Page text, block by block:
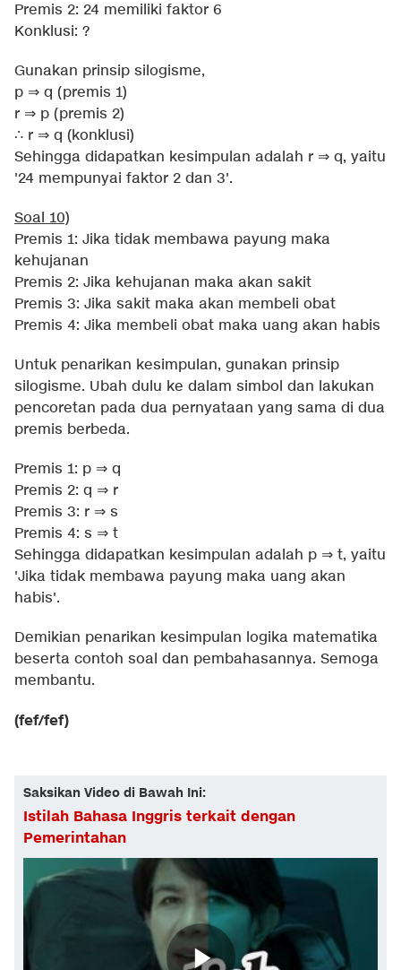
Premis 2: 24 memiliki faktor 6
Konklusi: ?
Gunakan prinsip silogisme,
p ⇒ q (premis 1)
r ⇒ p (premis 2)
∴ r ⇒ q (konklusi)
Sehingga didapatkan kesimpulan adalah r ⇒ q, yaitu
'24 mempunyai faktor 2 dan 3'.
Soal 10)
Premis 1: Jika tidak membawa payung maka
kehujanan
Premis 2: Jika kehujanan maka akan sakit
Premis 3: Jika sakit maka akan membeli obat
Premis 4: Jika membeli obat maka uang akan habis
Untuk penarikan kesimpulan, gunakan prinsip
silogisme. Ubah dulu ke dalam simbol dan lakukan
pencoretan pada dua pernyataan yang sama di dua
premis berbeda.
Premis 1: p ⇒ q
Premis 2: q ⇒ r
Premis 3: r ⇒ s
Premis 4: s ⇒ t
Sehingga didapatkan kesimpulan adalah p ⇒ t, yaitu
'Jika tidak membawa payung maka uang akan
habis'.
Demikian penarikan kesimpulan logika matematika
beserta contoh soal dan pembahasannya. Semoga
membantu.
(fef/fef)
Saksikan Video di Bawah Ini:
Istilah Bahasa Inggris terkait dengan
Pemerintahan